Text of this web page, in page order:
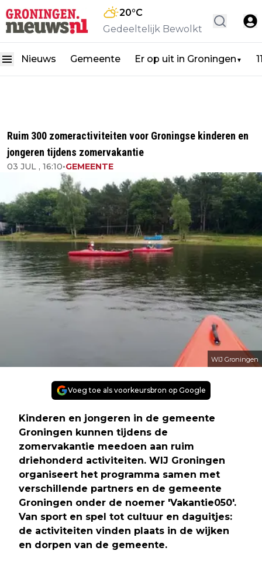
20°C
Gedeeltelijk Bewolkt
Nieuws Gemeente Er op uit in Groningen ▼
Ruim 300 zomeractiviteiten voor Groningse kinderen en
jongeren tijdens zomervakantie
03 JUL , 16:10•GEMEENTE
WIJ Groningen
Voeg toe als voorkeursbron op Google
Kinderen en jongeren in de gemeente
Groningen kunnen tijdens de
zomervakantie meedoen aan ruim
driehonderd activiteiten. WIJ Groningen
organiseert het programma samen met
verschillende partners en de gemeente
Groningen onder de noemer 'Vakantie050'.
Van sport en spel tot cultuur en daguitjes:
de activiteiten vinden plaats in de wijken
en dorpen van de gemeente.